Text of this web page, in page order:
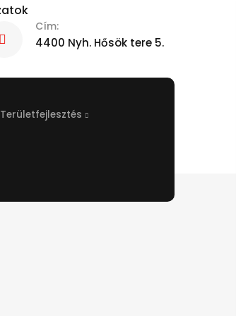
Cím:
4400 Nyh. Hősök tere 5.
Területfejlesztés